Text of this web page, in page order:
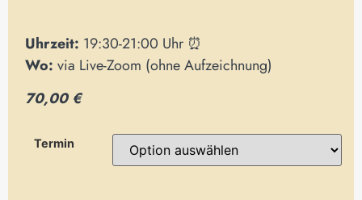
Uhrzeit: 19:30-21:00 Uhr ⏰
Wo: via Live-Zoom (ohne Aufzeichnung)
70,00 €
Termin